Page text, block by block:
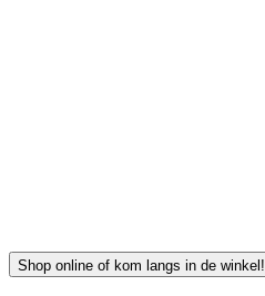
Shop online of kom langs in de winkel!